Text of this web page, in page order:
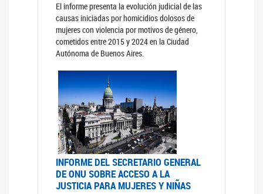
El informe presenta la evolución judicial de las
causas iniciadas por homicidios dolosos de
mujeres con violencia por motivos de género,
cometidos entre 2015 y 2024 en la Ciudad
Autónoma de Buenos Aires.
INFORME DEL SECRETARIO GENERAL
DE ONU SOBRE ACCESO A LA
JUSTICIA PARA MUJERES Y NIÑAS